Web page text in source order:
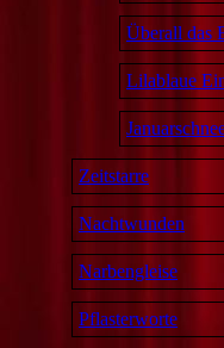
Überall das
Lilablaue
Zeitstarre
Nachtwunden
Narbengleise
Pflasterworte